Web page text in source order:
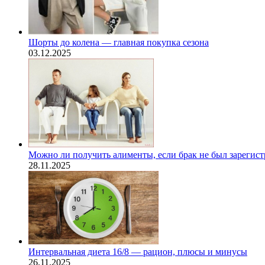
Шорты до колена — главная покупка сезона
03.12.2025
Можно ли получить алименты, если брак не был
28.11.2025
Интервальная диета 16/8 — рацион, плюсы и минусы
26.11.2025